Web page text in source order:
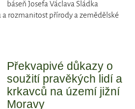
báseň Josefa Václava Sládka
a rozmanitost přírody a zemědělské
Překvapivé důkazy o
soužití pravěkých lidí a
krkavců na území jižní
Moravy